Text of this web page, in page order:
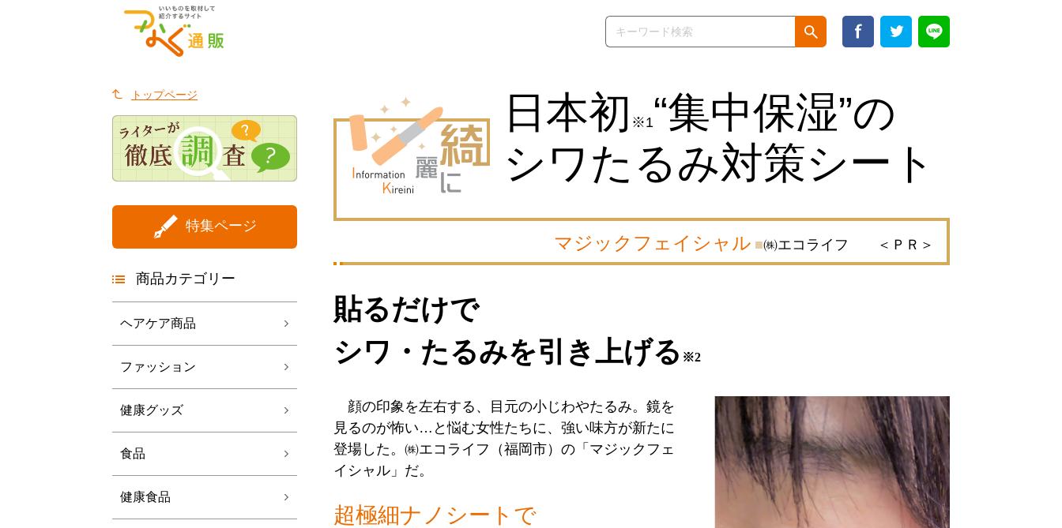
トップページ
特集ページ
商品カテゴリー
ヘアケア商品
ファッション
健康グッズ
食品
健康食品
日本初 ※1“集中保湿”の
シワたるみ対策シート
マジックフェイシャル ㈱エコライフ ＜ＰＲ＞
貼るだけで
シワ・たるみを引き上げる ※2
顔の印象を左右する、目元の小じわやたるみ。鏡を
見るのが怖い…と悩む女性たちに、強い味方が新たに
登場した。㈱エコライフ（福岡市）の「マジックフェ
イシャル」だ。
超極細ナノシートで